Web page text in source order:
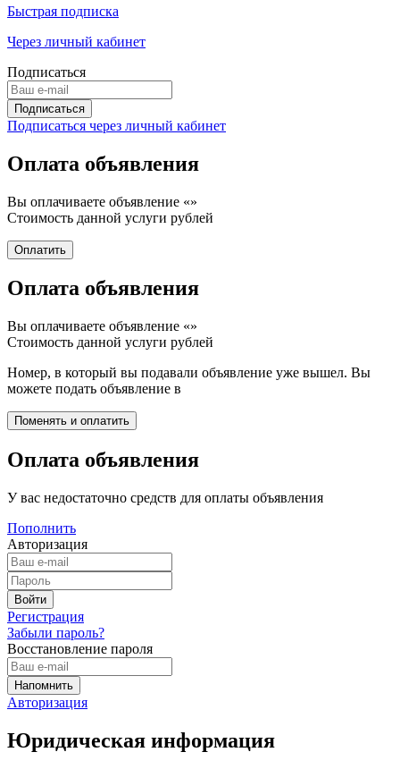
Быстрая подписка
Через личный кабинет
Подписаться
Подписаться через личный кабинет
Оплата объявления
Вы оплачиваете объявление «»
Стоимость данной услуги рублей
Оплата объявления
Вы оплачиваете объявление «»
Стоимость данной услуги рублей
Номер, в который вы подавали объявление уже вышел. Вы
можете подать объявление в
Оплата объявления
У вас недостаточно средств для оплаты объявления
Пополнить
Авторизация
Регистрация
Забыли пароль?
Восстановление пароля
Авторизация
Юридическая информация